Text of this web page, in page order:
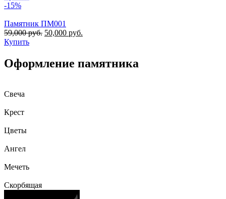
-15%
Памятник ПМ001
59,000руб. 50,000 руб.
Купить
Оформление памятника
Свеча
Крест
Цветы
Ангел
Мечеть
Скорбящая